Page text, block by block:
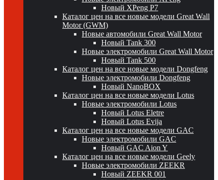
Новый XPeng P7
Каталог цен на все новые модели Great Wall
Motor (GWM)
Новые автомобили Great Wall Motor
Новый Tank 300
Новые электромобили Great Wall Motor
Новый Tank 500
Каталог цен на все новые модели Dongfeng
Новые электромобили Dongfeng
Новый NanoBOX
Каталог цен на все новые модели Lotus
Новые электромобили Lotus
Новый Lotus Eletre
Новый Lotus Evija
Каталог цен на все новые модели GAC
Новые электромобили GAC
Новый GAC Aion Y
Каталог цен на все новые модели Geely
Новые электромобили ZEEKR
Новый ZEEKR 001